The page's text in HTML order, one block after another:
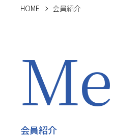
HOME 会員紹介
会員紹介